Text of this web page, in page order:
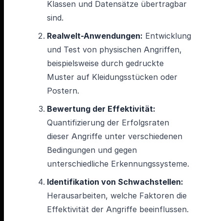
Klassen und Datensätze übertragbar
sind.
Realwelt-Anwendungen: Entwicklung
und Test von physischen Angriffen,
beispielsweise durch gedruckte
Muster auf Kleidungsstücken oder
Postern.
Bewertung der Effektivität:
Quantifizierung der Erfolgsraten
dieser Angriffe unter verschiedenen
Bedingungen und gegen
unterschiedliche Erkennungssysteme.
Identifikation von Schwachstellen:
Herausarbeiten, welche Faktoren die
Effektivität der Angriffe beeinflussen.